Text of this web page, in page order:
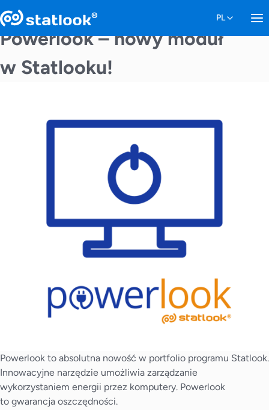
Powerlook – nowy moduł
w Statlooku!
Powerlook to absolutna nowość w portfolio programu Statlook.
Innowacyjne narzędzie umożliwia zarządzanie
wykorzystaniem energii przez komputery. Powerlook
to gwarancja oszczędności.